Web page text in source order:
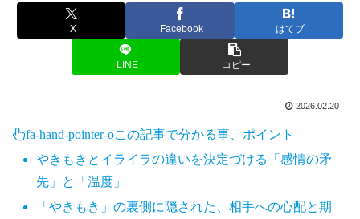
X Facebook はてブ
LINE コピー
2026.02.20
fa-hand-pointer-oこの記事で分かる事、ポイント
やきもきとイライラの違いを決定づける「感情の矛
先」と「温度」
「やきもき」の裏側に隠された、相手への心配と期